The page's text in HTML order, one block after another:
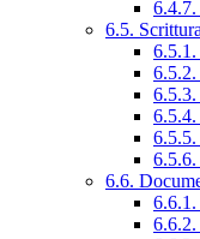
6.4.7.
6.5.
6.5.1.
6.5.6.
6.6.